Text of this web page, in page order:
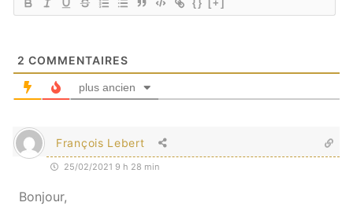
{} [+]
2 COMMENTAIRES
plus ancien
François Lebert
25/02/2021 9 h 28 min
Bonjour,